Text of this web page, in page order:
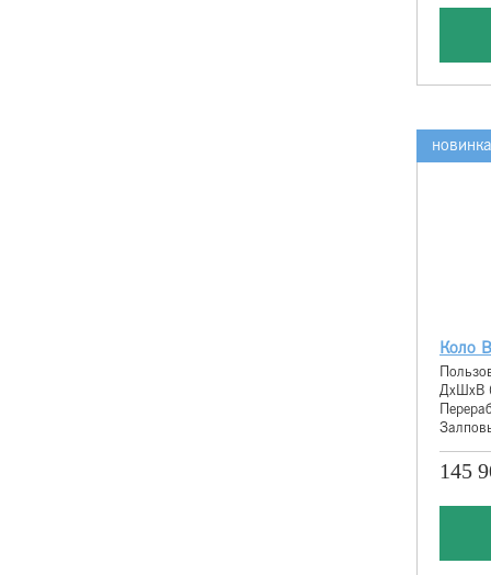
новинка
Коло
ДхШхВ
145